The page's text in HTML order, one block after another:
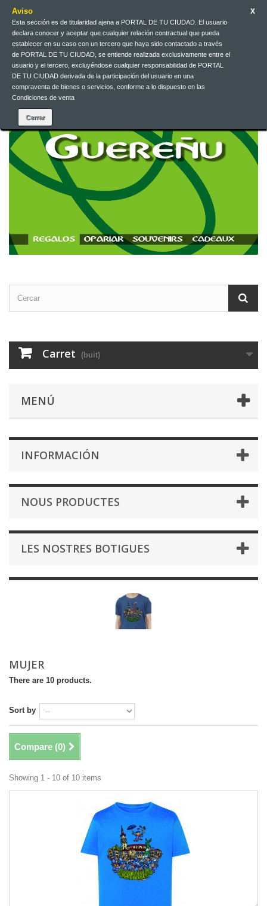
Aviso
Esta sección es de titularidad ajena a PORTAL DE TU CIUDAD. El usuario
declara conocer y aceptar que cualquier relación contractual que pueda
establecer en su caso con un tercero que haya sido contactado a través
de PORTAL DE TU CIUDAD, se entiende realizada exclusivamente entre el
usuario y el tercero, excluyéndose cualquier responsabilidad de PORTAL
DE TU CIUDAD derivada de la participación del usuario en una
compraventa de bienes o servicios, conforme a lo dispuesto en las
Condiciones de venta
X
EUR
Català
Contacteu-nos
Carret (buit)
MENÚ
INFORMACIÓN
NOUS PRODUCTES
LES NOSTRES BOTIGUES
MUJER
There are 10 products.
Sort by
Compare (0)
Showing 1 - 10 of 10 items